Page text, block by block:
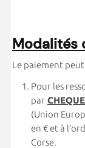
Modalités
Le paiement
Pour les
par
(Union
en € et à
Corse.